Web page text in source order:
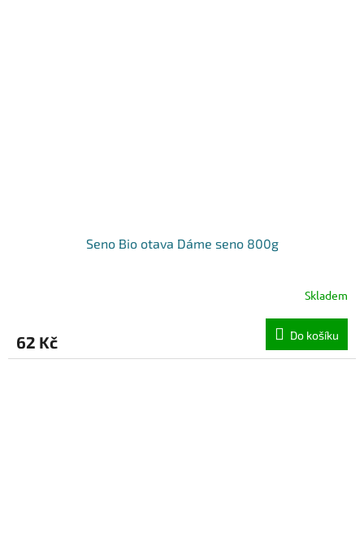
Seno Bio otava Dáme seno 800g
Skladem
62 Kč Do košíku